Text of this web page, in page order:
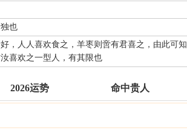
也
，人人喜欢食之，羊枣则啻有君喜之，由此可
喜欢之一型人，有其限也
2026运势 命中贵人